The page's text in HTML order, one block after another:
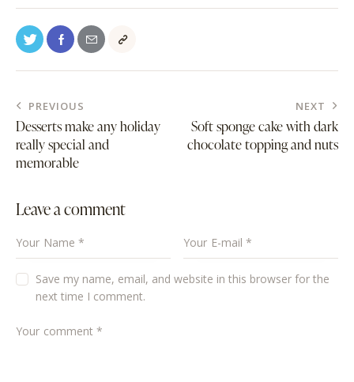
PREVIOUS
Desserts make any holiday
really special and
memorable
NEXT
Soft sponge cake with dark
chocolate topping and nuts
Leave a comment
Save my name, email, and website in this browser for the
next time I comment.